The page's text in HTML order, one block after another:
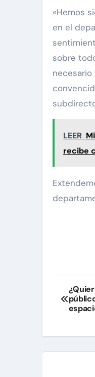
«Hemos
en el
sobre
LEER
recibe
de